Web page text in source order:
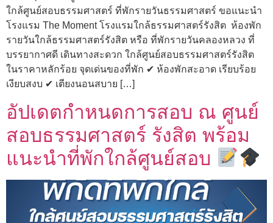
ใกล้ศูนย์สอบธรรมศาสตร์ ที่พักรายวันธรรมศาสตร์ ขอแนะนำ
โรงแรม The Moment โรงแรมใกล้ธรรมศาสตร์รังสิต ห้องพัก
รายวันใกล้ธรรมศาสตร์รังสิต หรือ ที่พักรายวันคลองหลวง ที่
บรรยากาศดี เดินทางสะดวก ใกล้ศูนย์สอบธรรมศาสตร์รังสิต
ในราคาหลักร้อย จุดเด่นของที่พัก ✔ ห้องพักสะอาด เรียบร้อย
เงียบสงบ ✔ เตียงนอนสบาย […]
อัปเดตกำหนดการสอบ ณ ศูนย์
สอบธรรมศาสตร์ รังสิต พร้อม
แนะนำที่พักใกล้ศูนย์สอบ